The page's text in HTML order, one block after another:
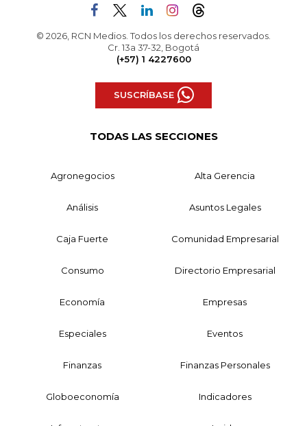
© 2026, RCN Medios. Todos los derechos reservados.
Cr. 13a 37-32, Bogotá
(+57) 1 4227600
SUSCRÍBASE
TODAS LAS SECCIONES
Agronegocios Alta Gerencia
Análisis Asuntos Legales
Caja Fuerte Comunidad Empresarial
Consumo Directorio Empresarial
Economía Empresas
Especiales Eventos
Finanzas Finanzas Personales
Globoeconomía Indicadores